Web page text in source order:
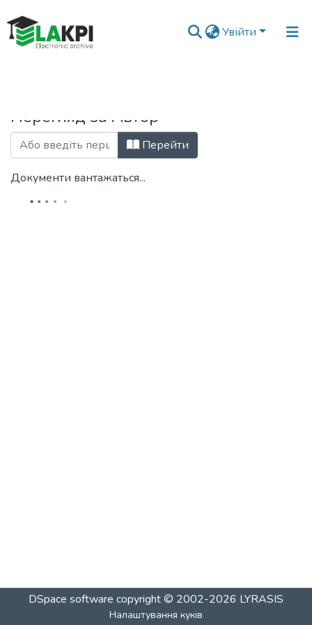
Увійти
Перегляд за Автор
Перейти
Документи вантажаться...
DSpace software copyright © 2002-2026 LYRASIS
Налаштування куків